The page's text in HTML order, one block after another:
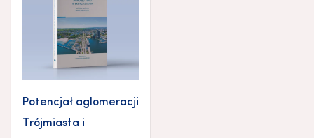
Potencjał aglomeracji
Trójmiasta i